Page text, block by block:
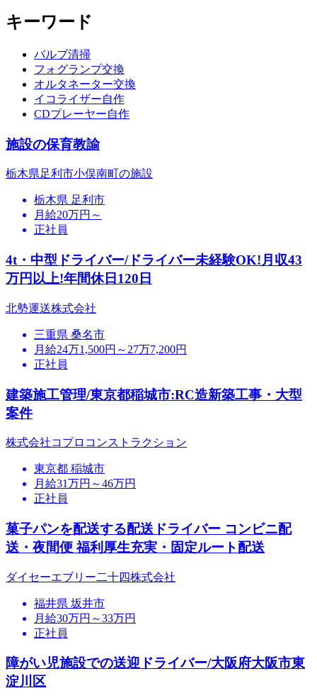
キーワード
バルブ清掃
フォグランプ交換
オルタネーター交換
イコライザー自作
CDプレーヤー自作
施設の保育教諭
栃木県足利市小俣南町の施設
栃木県 足利市
月給20万円～
正社員
4t・中型ドライバー/ドライバー未経験OK!月収43
万円以上!年間休日120日
北勢運送株式会社
三重県 桑名市
月給24万1,500円～27万7,200円
正社員
建築施工管理/東京都稲城市:RC造新築工事・大型
案件
株式会社コプロコンストラクション
東京都 稲城市
月給31万円～46万円
正社員
菓子パンを配送する配送ドライバー コンビニ配
送・夜間便 福利厚生充実・固定ルート配送
ダイセーエブリー二十四株式会社
福井県 坂井市
月給30万円～33万円
正社員
障がい児施設での送迎ドライバー/大阪府大阪市東
淀川区